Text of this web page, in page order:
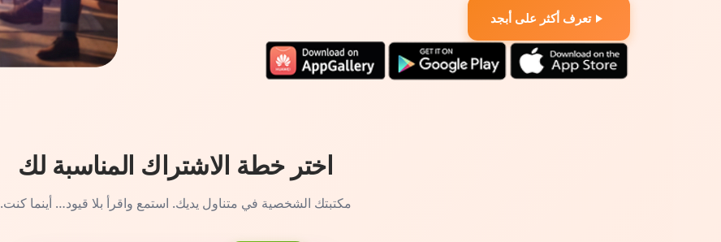
تعرف أكثر على أبجد
اختر خطة الاشتراك المناسبة لك
مكتبتك الشخصية في متناول يديك. استمع واقرأ بلا قيود… أينما كنت.